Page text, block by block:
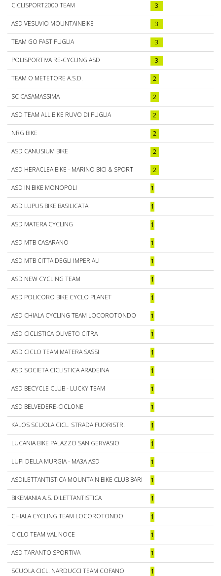
CICLISPORT2000 TEAM 3
ASD VESUVIO MOUNTAINBIKE 3
TEAM GO FAST PUGLIA 3
POLISPORTIVA RE-CYCLING ASD 3
TEAM O METETORE A.S.D. 2
SC CASAMASSIMA 2
ASD TEAM ALL BIKE RUVO DI PUGLIA 2
NRG BIKE 2
ASD CANUSIUM BIKE 2
ASD HERACLEA BIKE - MARINO BICI & SPORT 2
ASD IN BIKE MONOPOLI 1
ASD LUPUS BIKE BASILICATA 1
ASD MATERA CYCLING 1
ASD MTB CASARANO 1
ASD MTB CITTA DEGLI IMPERIALI 1
ASD NEW CYCLING TEAM 1
ASD POLICORO BIKE CYCLO PLANET 1
ASD CHIALA CYCLING TEAM LOCOROTONDO 1
ASD CICLISTICA OLIVETO CITRA 1
ASD CICLO TEAM MATERA SASSI 1
ASD SOCIETA CICLISTICA ARADEINA 1
ASD BECYCLE CLUB - LUCKY TEAM 1
ASD BELVEDERE-CICLONE 1
KALOS SCUOLA CICL. STRADA FUORISTR. 1
LUCANIA BIKE PALAZZO SAN GERVASIO 1
LUPI DELLA MURGIA - MA3A ASD 1
ASDILETTANTISTICA MOUNTAIN BIKE CLUB BARI 1
BIKEMANIA A.S. DILETTANTISTICA 1
CHIALA CYCLING TEAM LOCOROTONDO 1
CICLO TEAM VAL NOCE 1
ASD TARANTO SPORTIVA 1
SCUOLA CICL. NARDUCCI TEAM COFANO 1